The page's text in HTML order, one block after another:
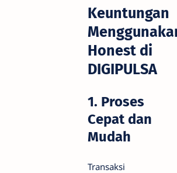
Keuntungan
Honest di
DIGIPULSA
1. Proses
Cepat dan
Mudah
Transaksi